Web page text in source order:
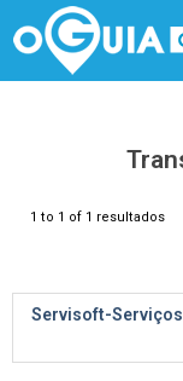
1 to 1 of 1 resultados
Servisoft-